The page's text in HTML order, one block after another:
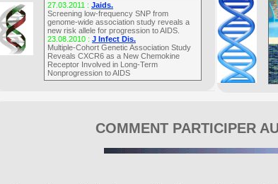
27.03.2011 : Jaids.
Screening low-frequency SNP from
genome-wide association study reveals a
new risk allele for progression to AIDS.
23.08.2010 : J Infect Dis.
Multiple-Cohort Genetic Association Study
Reveals CXCR6 as a New Chemokine
Receptor Involved in Long-Term
Nonprogression to AIDS
COMMENT PARTICIPER